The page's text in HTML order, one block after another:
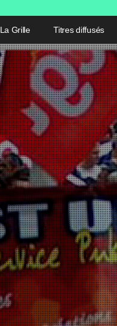
La Grille Titres diffusés